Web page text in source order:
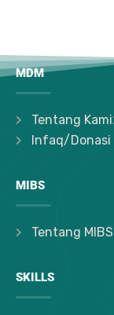
MDM
Tentang Kami
Infaq/Donasi
MIBS
Tentang MIBS
SKILLS